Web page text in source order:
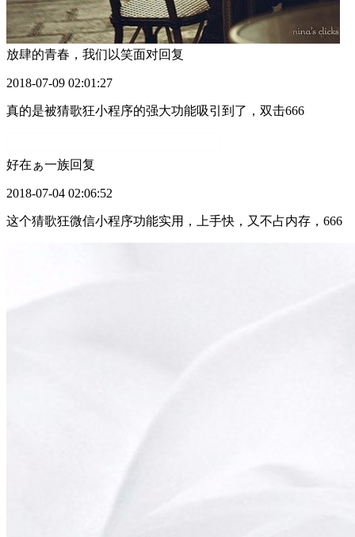
放肆的青春，我们以笑面对回复
2018-07-09 02:01:27
真的是被猜歌狂小程序的强大功能吸引到了，双击666
好在ぁ一族回复
2018-07-04 02:06:52
这个猜歌狂微信小程序功能实用，上手快，又不占内存，666